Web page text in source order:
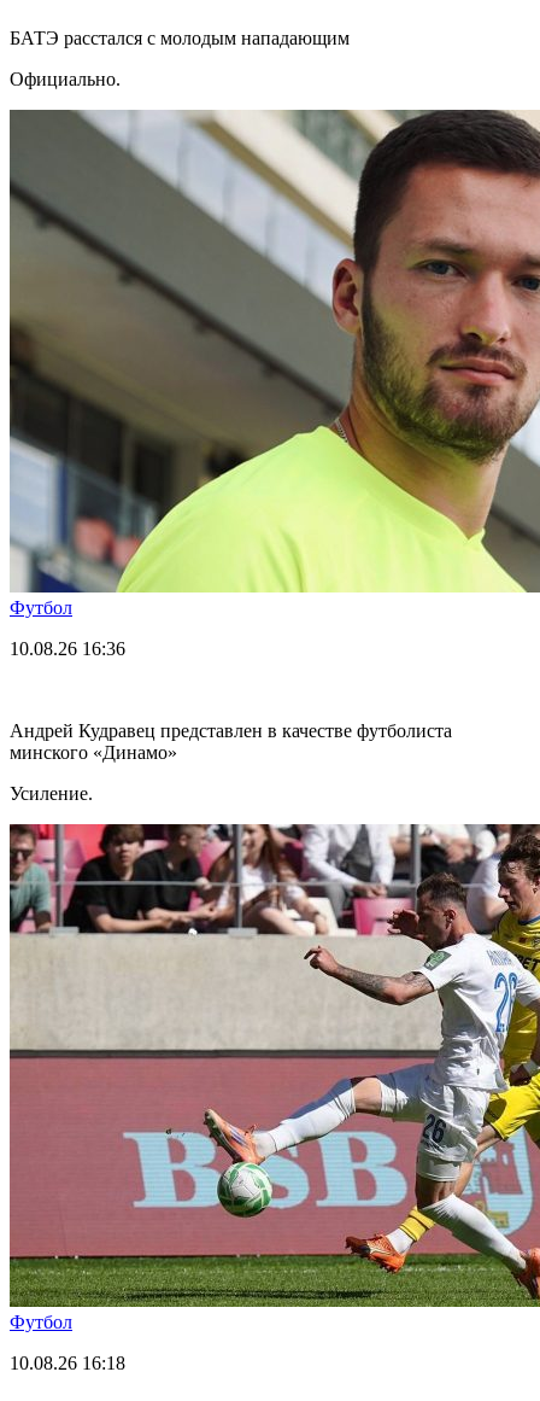
БАТЭ расстался с молодым нападающим
Официально.
Футбол
10.08.26 16:36
Андрей Кудравец представлен в качестве футболиста
минского «Динамо»
Усиление.
Футбол
10.08.26 16:18